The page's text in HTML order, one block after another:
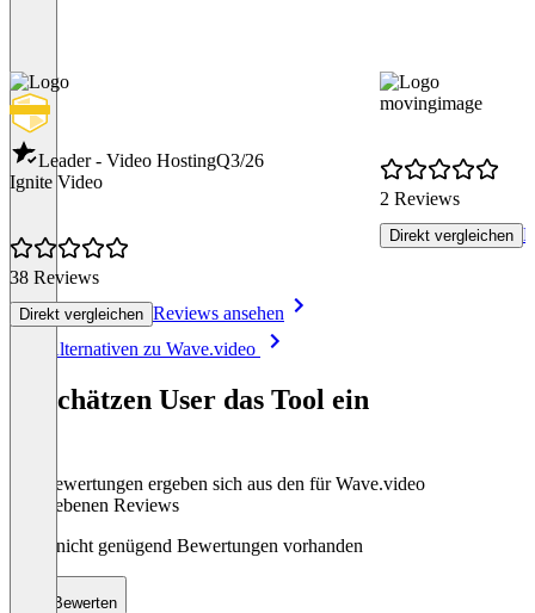
Leader - Video HostingQ3/26
Ignite Video
38 Reviews
Direkt vergleichen Reviews ansehen
movingimage
2 Reviews
Direkt vergleichen
Alle Alternativen zu Wave.video
So schätzen User das Tool ein
Die Bewertungen ergeben sich aus den für Wave.video
abgegebenen Reviews
Noch nicht genügend Bewertungen vorhanden
Bewerten